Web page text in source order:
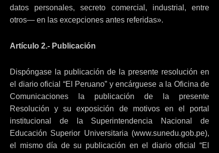
datos personales, secreto comercial, industrial, entre
otros— en las excepciones antes referidas».
Artículo 2.- Publicación
Dispóngase la publicación de la presente resolución en
el diario oficial “El Peruano” y encárguese a la Oficina de
Comunicaciones la publicación de la presente
Resolución y su exposición de motivos en el portal
institucional de la Superintendencia Nacional de
Educación Superior Universitaria (www.sunedu.gob.pe),
el mismo día de su publicación en el diario oficial “El